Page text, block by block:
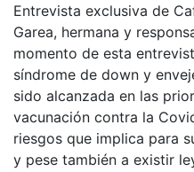
Entrevista exclusiva de
Garea, hermana y
momento de esta
síndrome de down y
sido alcanzada en las
vacunación contra la
riesgos que implica para
y pese también a existir